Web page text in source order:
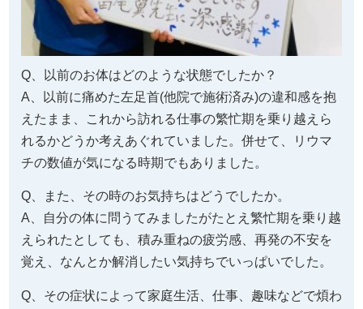
Q、以前のお体はどのような状態でしたか？
A、以前に痛めた左足首(他院で施術済み)の違和感を抱
えたまま、これから訪れる仕事の繁忙期を乗り越えら
れるかどうか考えあぐれていました。併せて、リウマ
チの数値が気になる時期でもありました。
Q、また、その時のお気持ちはどうでしたか。
A、自分の体に問うてみましたがたとえ繁忙期を乗り越
えられたとしても、積み重ねの疲労感、再発の不安を
覚え、なんとか解消したい気持ちでいっぱいでした。
Q、その症状によって家庭生活、仕事、趣味などで煩わ